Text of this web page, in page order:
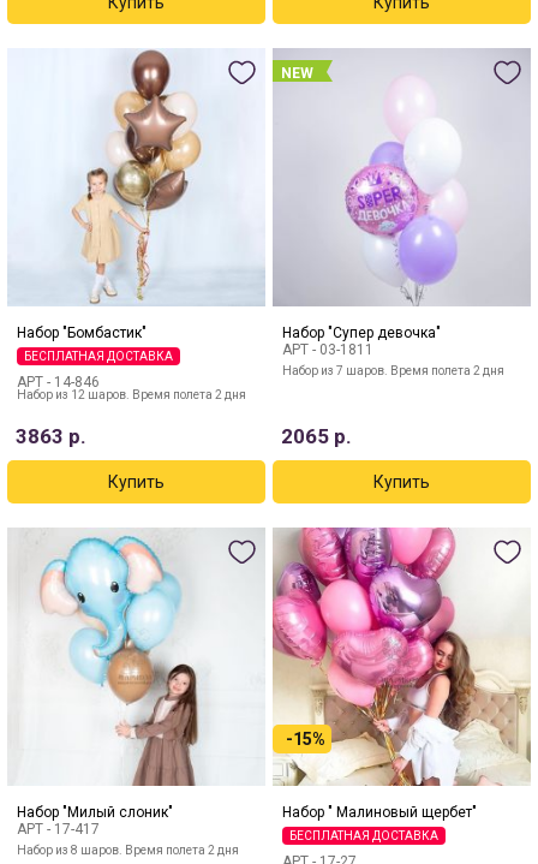
Набор "Бомбастик"
БЕСПЛАТНАЯ ДОСТАВКА
АРТ - 14-846
Набор из 12 шаров. Время полета 2 дня
3863 р.
NEW
Набор "Супер девочка"
АРТ - 03-1811
Набор из 7 шаров. Время полета 2 дня
2065 р.
Набор "Милый слоник"
АРТ - 17-417
Набор из 8 шаров. Время полета 2 дня
-15%
Набор " Малиновый щербет"
БЕСПЛАТНАЯ ДОСТАВКА